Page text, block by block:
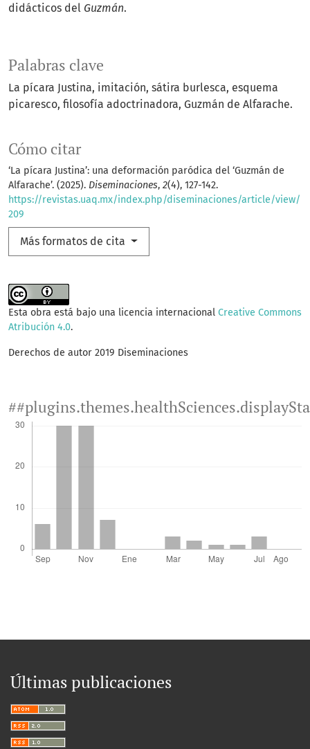
Palabras clave
La pícara Justina imitación sátira burlesca esquema
picaresco filosofía adoctrinadora Guzmán de Alfarache.
Cómo citar
‘La pícara Justina’: una deformación paródica del ‘Guzmán de
Alfarache’. (2025). Diseminaciones, 2(4), 127-142.
https://revistas.uaq.mx/index.php/diseminaciones/article/view/
209
Más formatos de cita
didácticos del Guzmán.
Esta obra está bajo una licencia internacional Creative Commons
Atribución 4.0.
Derechos de autor 2019 Diseminaciones
Últimas publicaciones